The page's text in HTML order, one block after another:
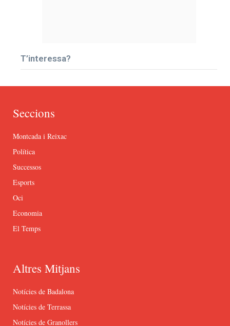
T’interessa?
Seccions
Montcada i Reixac
Política
Successos
Esports
Oci
Economia
El Temps
Altres Mitjans
Notícies de Badalona
Notícies de Terrassa
Notícies de Granollers